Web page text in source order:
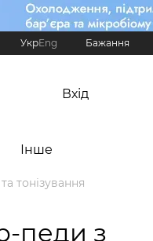
УкрEng Бажання
Вхід
Інше
тонізування
педи з